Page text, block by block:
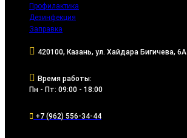
Профилактика
Дезинфекция
Заправка
420100, Казань, ул. Хайдара Бигичева, 6А
Время работы:
Пн - Пт: 09:00 - 18:00
+7 (962) 556-34-44